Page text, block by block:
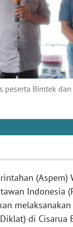
peserta Bimtek
(Aspem)
Indonesia
di Cisarua